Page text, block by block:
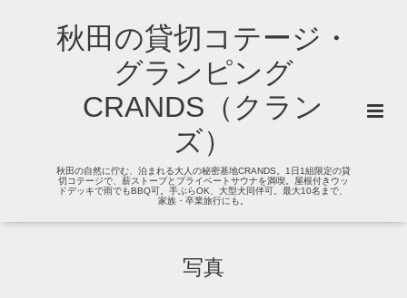
秋田の貸切コテージ・
グランピング
CRANDS（クラン
ズ）
秋田の自然に佇む、泊まれる大人の秘密基地CRANDS。1日1組限定の貸
切コテージで、薪ストーブとプライベートサウナを満喫。屋根付きウッ
ドデッキで雨でもBBQ可。手ぶらOK、大型犬同伴可。最大10名まで、
家族・卒業旅行にも。
写真